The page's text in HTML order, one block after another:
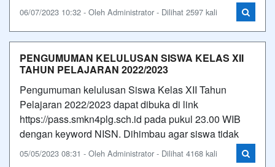
06/07/2023 10:32 - Oleh Administrator - Dilihat 2597 kali
PENGUMUMAN KELULUSAN SISWA KELAS XII
TAHUN PELAJARAN 2022/2023
Pengumuman kelulusan Siswa Kelas XII Tahun
Pelajaran 2022/2023 dapat dibuka di link
https://pass.smkn4plg.sch.id pada pukul 23.00 WIB
dengan keyword NISN. Dihimbau agar siswa tidak
05/05/2023 08:31 - Oleh Administrator - Dilihat 4168 kali